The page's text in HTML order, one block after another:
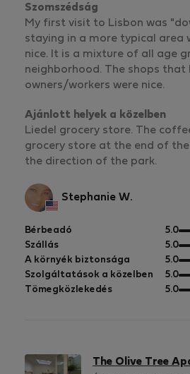
Szomszédság
My first visit to Lisbon was
staying in a more typical area
nice. It is a mixture of all age
neighborhood. The shops that
owners/workers were nice.
Ajánlott helyek a közelben
Liedel grocery store. The
grocery store at the end of
the direction of the park.
Stephanie W.
Bérbeadó 5.05
Szállás 5.05
A környék biztonsága 5.05
Szolgáltatások a közelben 5.05
Tömegközlekedés 5.05
The Olive Tree